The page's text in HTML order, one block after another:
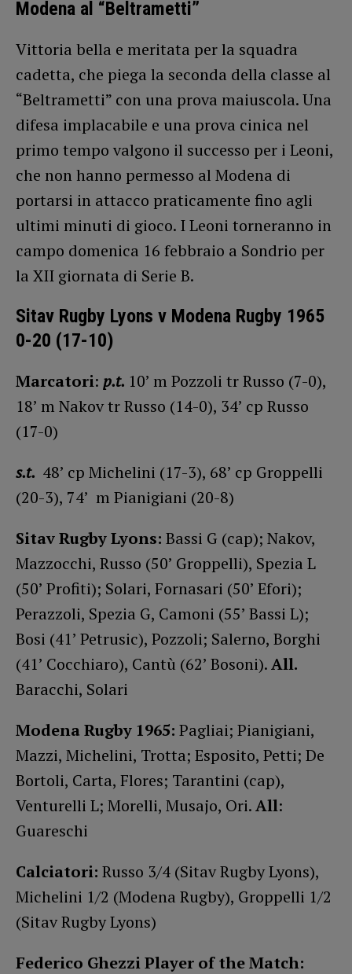
Modena al “Beltrametti”
Vittoria bella e meritata per la squadra
cadetta, che piega la seconda della classe al
“Beltrametti” con una prova maiuscola. Una
difesa implacabile e una prova cinica nel
primo tempo valgono il successo per i Leoni,
che non hanno permesso al Modena di
portarsi in attacco praticamente fino agli
ultimi minuti di gioco. I Leoni torneranno in
campo domenica 16 febbraio a Sondrio per
la XII giornata di Serie B.
Sitav Rugby Lyons v Modena Rugby 1965
0-20 (17-10)
Marcatori: p.t. 10’ m Pozzoli tr Russo (7-0),
18’ m Nakov tr Russo (14-0), 34’ cp Russo
(17-0)
s.t. 48’ cp Michelini (17-3), 68’ cp Groppelli
(20-3), 74’ m Pianigiani (20-8)
Sitav Rugby Lyons: Bassi G (cap); Nakov,
Mazzocchi, Russo (50’ Groppelli), Spezia L
(50’ Profiti); Solari, Fornasari (50’ Efori);
Perazzoli, Spezia G, Camoni (55’ Bassi L);
Bosi (41’ Petrusic), Pozzoli; Salerno, Borghi
(41’ Cocchiaro), Cantù (62’ Bosoni).All.
Baracchi, Solari
Modena Rugby 1965: Pagliai; Pianigiani,
Mazzi, Michelini, Trotta; Esposito, Petti; De
Bortoli, Carta, Flores; Tarantini (cap),
Venturelli L; Morelli, Musajo, Ori.All:
Guareschi
Calciatori: Russo 3/4 (Sitav Rugby Lyons),
Michelini 1/2 (Modena Rugby), Groppelli 1/2
(Sitav Rugby Lyons)
Federico Ghezzi Player of the Match: